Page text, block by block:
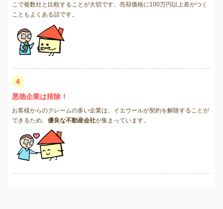
こで複数社と比較することが大切です。売却価格に100万円以上差がつく
こともよくある話です。
4
悪徳企業は排除！
お客様からのクレームの多い企業は、イエウールが契約を解除することが
できるため、 優良な不動産会社が集まっています。